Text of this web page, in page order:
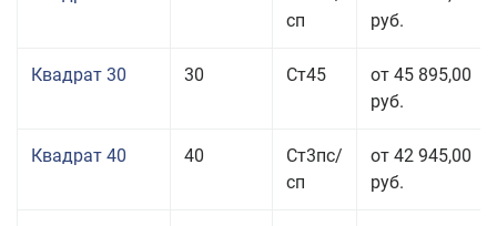
сп
руб.
Квадрат 30 30 Ст45
от 45 895,00
руб.
Квадрат 40 40
Ст3пс/
сп
от 42 945,00
руб.